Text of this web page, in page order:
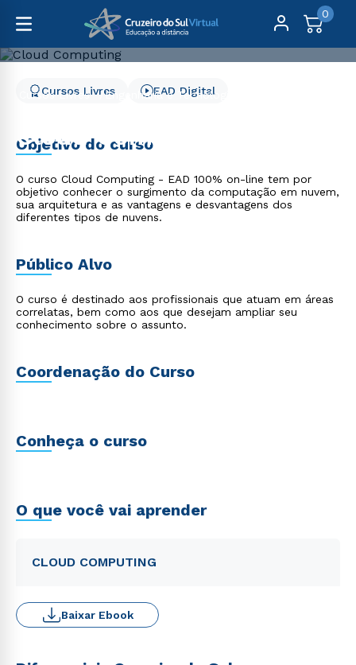
0
Cursos Livres
Engenharia e Tecnologia
Cloud Computing
Cursos Livres EAD Digital
Objetivo do curso
O curso Cloud Computing - EAD 100% on-line tem por
objetivo conhecer o surgimento da computação em nuvem,
sua arquitetura e as vantagens e desvantagens dos
diferentes tipos de nuvens.
Público Alvo
O curso é destinado aos profissionais que atuam em áreas
correlatas, bem como aos que desejam ampliar seu
conhecimento sobre o assunto.
Coordenação do Curso
Conheça o curso
O que você vai aprender
CLOUD COMPUTING
Baixar Ebook